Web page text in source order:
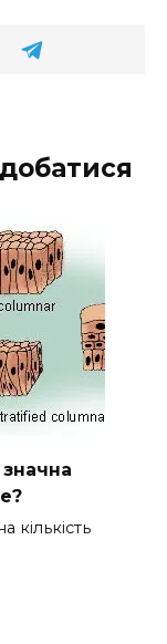
кількість